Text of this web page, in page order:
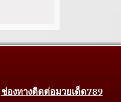
ช่องทางติดต่อมวยเด็ด789